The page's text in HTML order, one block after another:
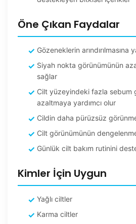
Öne Çıkan Faydalar
Gözeneklerin arındırılmasına
Siyah nokta görünümünün
sağlar
Cilt yüzeyindeki fazla sebum
azaltmaya yardımcı olur
Cildin daha pürüzsüz
Cilt görünümünün
Günlük cilt bakım rutinini
Kimler İçin Uygun
Yağlı ciltler
Karma ciltler